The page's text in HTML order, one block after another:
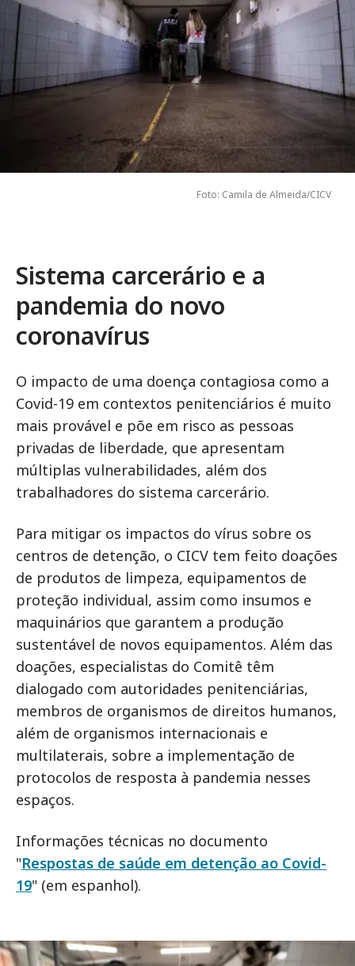
Foto: Camila de Almeida/CICV
Sistema carcerário e a
pandemia do novo
coronavírus
O impacto de uma doença contagiosa como a
Covid-19 em contextos penitenciários é muito
mais provável e põe em risco as pessoas
privadas de liberdade, que apresentam
múltiplas vulnerabilidades, além dos
trabalhadores do sistema carcerário.
Para mitigar os impactos do vírus sobre os
centros de detenção, o CICV tem feito doações
de produtos de limpeza, equipamentos de
proteção individual, assim como insumos e
maquinários que garantem a produção
sustentável de novos equipamentos. Além das
doações, especialistas do Comitê têm
dialogado com autoridades penitenciárias,
membros de organismos de direitos humanos,
além de organismos internacionais e
multilaterais, sobre a implementação de
protocolos de resposta à pandemia nesses
espaços.
Informações técnicas no documento
"Respostas de saúde em detenção ao Covid-
19" (em espanhol).